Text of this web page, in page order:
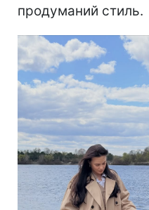
продуманий стиль.